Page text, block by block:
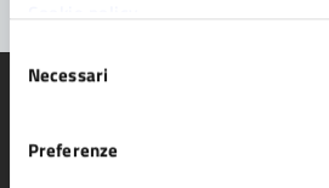
Selezione
delNecessari
Preferenze